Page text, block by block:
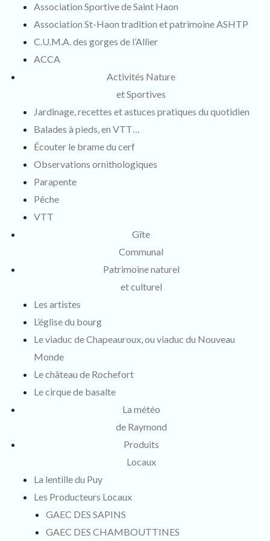
Association Sportive de Saint Haon
Association St-Haon tradition et patrimoine ASHTP
C.U.M.A. des gorges de l’Allier
ACCA
Activités Nature
et Sportives
Jardinage, recettes et astuces pratiques du quotidien
Balades à pieds, en VTT…
Écouter le brame du cerf
Observations ornithologiques
Parapente
Pêche
VTT
Gîte
Communal
Patrimoine naturel
et culturel
Les artistes
L’église du bourg
Le viaduc de Chapeauroux, ou viaduc du Nouveau
Monde
Le château de Rochefort
Le cirque de basalte
La météo
de Raymond
Produits
Locaux
La lentille du Puy
Les Producteurs Locaux
GAEC DES SAPINS
GAEC DES CHAMBOUTTINES